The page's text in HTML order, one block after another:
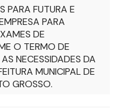
PARA FUTURA E
PARA
DE
O TERMO DE
NECESSIDADES DA
MUNICIPAL DE
GROSSO.